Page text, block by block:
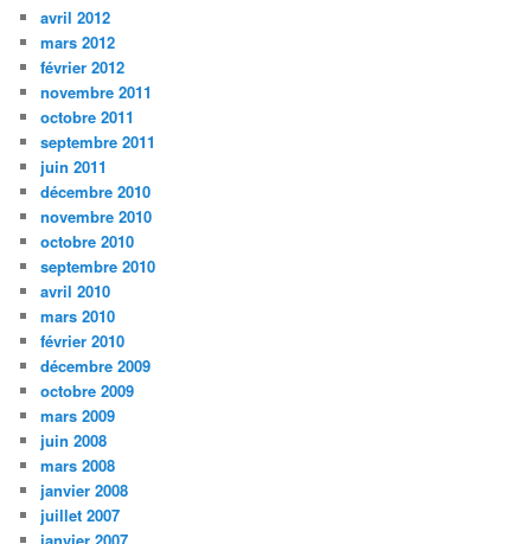
avril 2012
mars 2012
février 2012
novembre 2011
octobre 2011
septembre 2011
juin 2011
décembre 2010
novembre 2010
octobre 2010
septembre 2010
avril 2010
mars 2010
février 2010
décembre 2009
octobre 2009
mars 2009
juin 2008
mars 2008
janvier 2008
juillet 2007